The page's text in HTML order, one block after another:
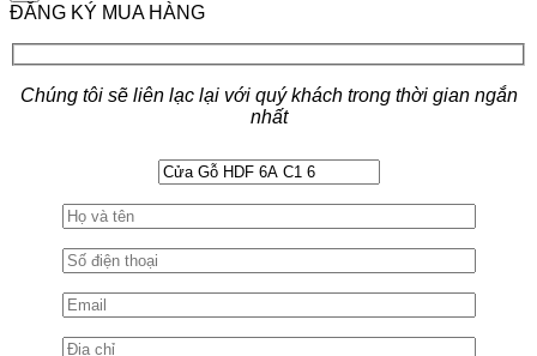
ĐĂNG KÝ MUA HÀNG
Chúng tôi sẽ liên lạc lại với quý khách trong thời gian ngắn
nhất